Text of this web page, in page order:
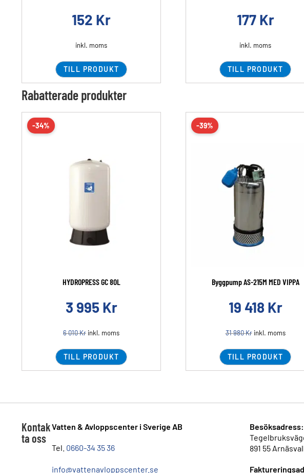
152 Kr
inkl. moms
TILL PRODUKT
177 Kr
inkl. moms
TILL PRODUKT
Rabatterade produkter
-34%
HYDROPRESS GC 80L
3 995 Kr
6 010Kr inkl. moms
TILL PRODUKT
-39%
Byggpump AS-215M MED VIPPA
19 418 Kr
31 980Krinkl. moms
TILL PRODUKT
Kontak
ta oss
Vatten & Avloppscenter i Sverige AB
Tel. 0660-34 35 36
info@vattenavloppscenter.se
Besöksadress:
891 55